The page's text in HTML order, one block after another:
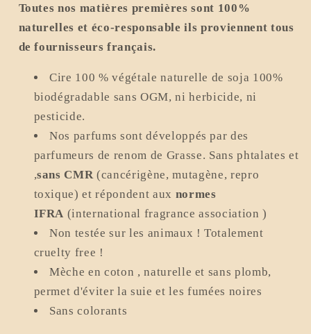
Toutes nos matières premières sont 100%
naturelles et éco-responsable ils proviennent tous
de fournisseurs français.
Cire 100 % végétale naturelle de soja 100%
biodégradable sans OGM, ni herbicide, ni
pesticide.
Nos parfums sont développés par des
parfumeurs de renom de Grasse. Sans phtalates et
,sans CMR(cancérigène, mutagène, repro
toxique) et répondent aux normes
IFRA (international fragrance association )
Non testée sur les animaux ! Totalement
cruelty free !
Mèche en coton , naturelle et sans plomb,
permet d'éviter la suie et les fumées noires
Sans colorants